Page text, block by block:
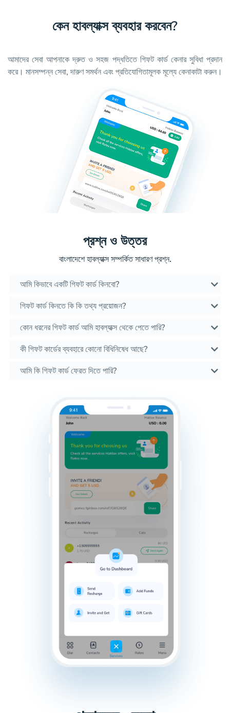
কেন হাবল্যাক্স ব্যবহার করবেন?
আমাদের সেবা আপনাকে দ্রুত ও সহজ পদ্ধতিতে গিফট কার্ড কেনার সুবিধা প্রদান
করে। মানসম্পন্ন সেবা, দারুণ সমর্থন এবং প্রতিযোগিতামূলক মূল্যে কেনাকাটা করুন।
প্রশ্ন ও উত্তর
বাংলাদেশে হাবল্যাক্স সম্পর্কিত সাধারণ প্রশ্ন.
আমি কিভাবে একটি গিফট কার্ড কিনবো?
গিফট কার্ড কিনতে কি কি তথ্য প্রয়োজন?
কোন ধরনের গিফট কার্ড আমি হাবল্যাক্স থেকে পেতে পারি?
কী গিফট কার্ডের ব্যবহারে কোনো বিধিনিষেধ আছে?
আমি কি গিফট কার্ড ফেরত দিতে পারি?